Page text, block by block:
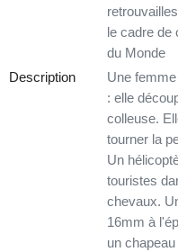
le cadre de
du Monde
Description
Une
: elle
colleuse.
tourner la
Un
touristes
chevaux.
16mm à
un